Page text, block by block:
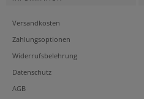
Versandkosten
Zahlungsoptionen
Widerrufsbelehrung
Datenschutz
AGB